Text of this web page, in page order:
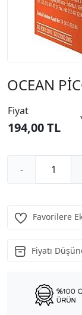
OCEAN
Fiyat
194,00 TL
-
Favorilere
Fiyatı